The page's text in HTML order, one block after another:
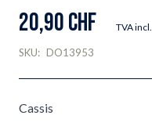
20,90 CHF TVA incl.
SKU: DO13953
Cassis